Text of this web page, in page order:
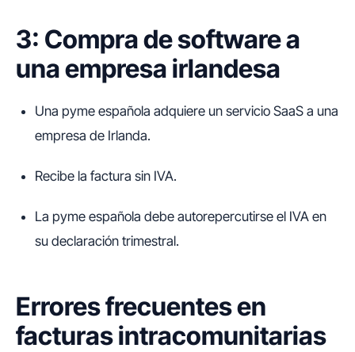
3: Compra de software a
una empresa irlandesa
Una pyme española adquiere un servicio SaaS a una
empresa de Irlanda.
Recibe la factura sin IVA.
La pyme española debe autorepercutirse el IVA en
su declaración trimestral.
Errores frecuentes en
facturas intracomunitarias